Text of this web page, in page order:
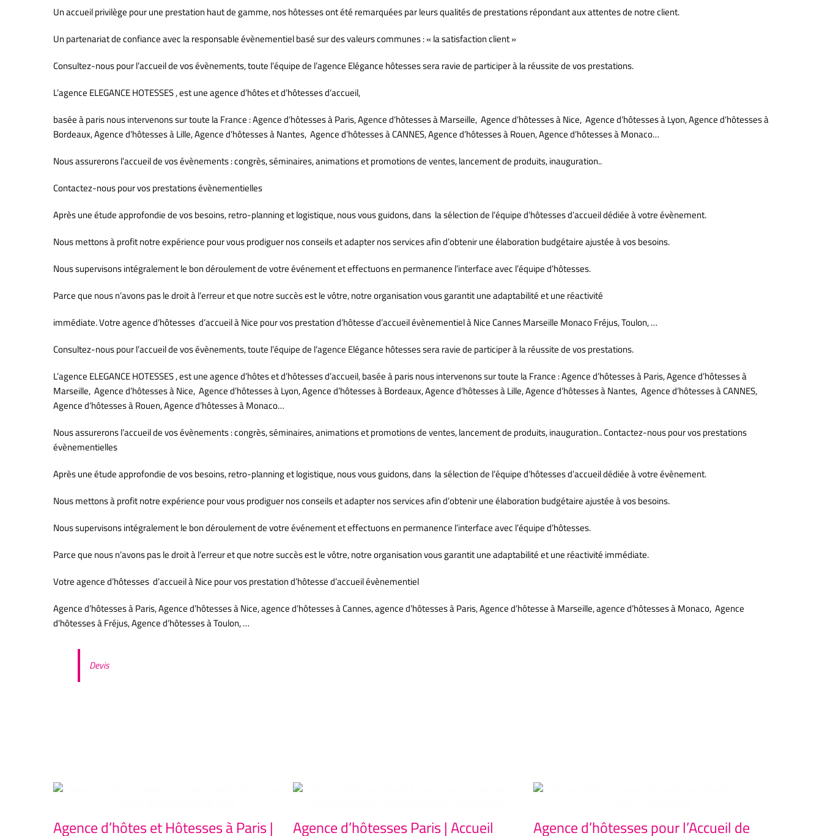
Un accueil privilège pour une prestation haut de gamme, nos hôtesses ont été remarquées par leurs qualités de prestations répondant aux attentes de notre client.
Un partenariat de confiance avec la responsable évènementiel basé sur des valeurs communes : « la satisfaction client »
Consultez-nous pour l’accueil de vos évènements, toute l’équipe de l’agence Elégance hôtesses sera ravie de participer à la réussite de vos prestations.
L’agence ELEGANCE HOTESSES , est une agence d’hôtes et d’hôtesses d’accueil,
basée à paris nous intervenons sur toute la France : Agence d’hôtesses à Paris, Agence d’hôtesses à Marseille, Agence d’hôtesses à Nice, Agence d’hôtesses à Lyon, Agence d’hôtesses à
Bordeaux, Agence d’hôtesses à Lille, Agence d’hôtesses à Nantes, Agence d’hôtesses à CANNES, Agence d’hôtesses à Rouen, Agence d’hôtesses à Monaco…
Nous assurerons l’accueil de vos évènements : congrès, séminaires, animations et promotions de ventes, lancement de produits, inauguration..
Contactez-nous pour vos prestations évènementielles
Après une étude approfondie de vos besoins, retro-planning et logistique, nous vous guidons, dans la sélection de l’équipe d’hôtesses d’accueil dédiée à votre évènement.
Nous mettons à profit notre expérience pour vous prodiguer nos conseils et adapter nos services afin d’obtenir une élaboration budgétaire ajustée à vos besoins.
Nous supervisons intégralement le bon déroulement de votre événement et effectuons en permanence l’interface avec l’équipe d’hôtesses.
Parce que nous n’avons pas le droit à l’erreur et que notre succès est le vôtre, notre organisation vous garantit une adaptabilité et une réactivité
immédiate. Votre agence d’hôtesses d’accueil à Nice pour vos prestation d’hôtesse d’accueil évènementiel à Nice Cannes Marseille Monaco Fréjus, Toulon, …
Consultez-nous pour l’accueil de vos évènements, toute l’équipe de l’agence Elégance hôtesses sera ravie de participer à la réussite de vos prestations.
L’agence ELEGANCE HOTESSES , est une agence d’hôtes et d’hôtesses d’accueil, basée à paris nous intervenons sur toute la France : Agence d’hôtesses à Paris, Agence d’hôtesses à
Marseille, Agence d’hôtesses à Nice, Agence d’hôtesses à Lyon, Agence d’hôtesses à Bordeaux, Agence d’hôtesses à Lille, Agence d’hôtesses à Nantes, Agence d’hôtesses à CANNES,
Agence d’hôtesses à Rouen, Agence d’hôtesses à Monaco…
Nous assurerons l’accueil de vos évènements : congrès, séminaires, animations et promotions de ventes, lancement de produits, inauguration.. Contactez-nous pour vos prestations
évènementielles
Après une étude approfondie de vos besoins, retro-planning et logistique, nous vous guidons, dans la sélection de l’équipe d’hôtesses d’accueil dédiée à votre évènement.
Nous mettons à profit notre expérience pour vous prodiguer nos conseils et adapter nos services afin d’obtenir une élaboration budgétaire ajustée à vos besoins.
Nous supervisons intégralement le bon déroulement de votre événement et effectuons en permanence l’interface avec l’équipe d’hôtesses.
Parce que nous n’avons pas le droit à l’erreur et que notre succès est le vôtre, notre organisation vous garantit une adaptabilité et une réactivité immédiate.
Votre agence d’hôtesses d’accueil à Nice pour vos prestation d’hôtesse d’accueil évènementiel
Agence d’hôtesses à Paris, Agence d’hôtesses à Nice, agence d’hôtesses à Cannes, agence d’hôtesses à Paris, Agence d’hôtesse à Marseille, agence d’hôtesses à Monaco, Agence
d’hôtesses à Fréjus, Agence d’hôtesses à Toulon, …
Devis
Agence d’hôtes et Hôtesses à Paris | Agence d’hôtesses Paris | Accueil Agence d’hôtesses pour l’Accueil de